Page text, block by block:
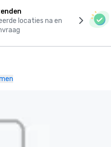
locaties na en